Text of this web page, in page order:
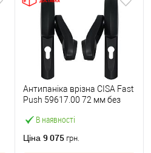
В наявності
Антипаніка врізна CISA Fast
Push 59617.00 72 мм без
Ціна 9 075 грн.